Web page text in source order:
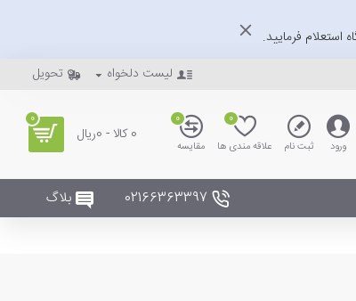
استعلام فرمایید.
لیست دلخواه تحویل
ورود ثبت نام علاقه مندی ها
0
مقایسه
0
0 کالا - 0ریال
0
02166363397 بلاگ